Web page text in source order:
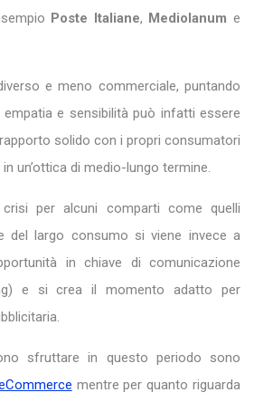
Poste Italiane, Mediolanum e
e meno commerciale, puntando
e sensibilità può infatti essere
solido con i propri consumatori
un’ottica di medio-lungo termine.
per alcuni comparti come quelli
del largo consumo si viene invece a
in chiave di comunicazione
e si crea il momento adatto per
sfruttare in questo periodo sono
mentre per quanto riguarda